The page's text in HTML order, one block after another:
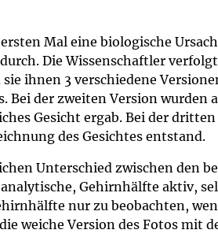
Mal eine biologische
Die Wissenschaftler
ihnen 3 verschiedene
der zweiten Version wurden
Gesicht ergab. Bei der
des Gesichtes entstand.
Unterschied zwischen den
Gehirnhälfte aktiv,
nur zu beobachten,
weiche Version des Fotos mit